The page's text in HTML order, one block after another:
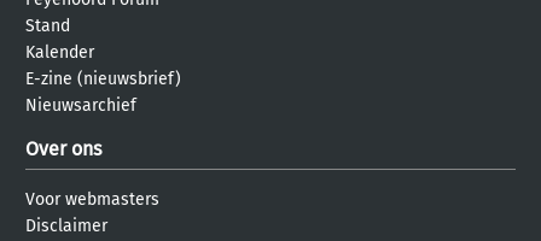
Stand
Kalender
E-zine (nieuwsbrief)
Nieuwsarchief
Over ons
Voor webmasters
Disclaimer